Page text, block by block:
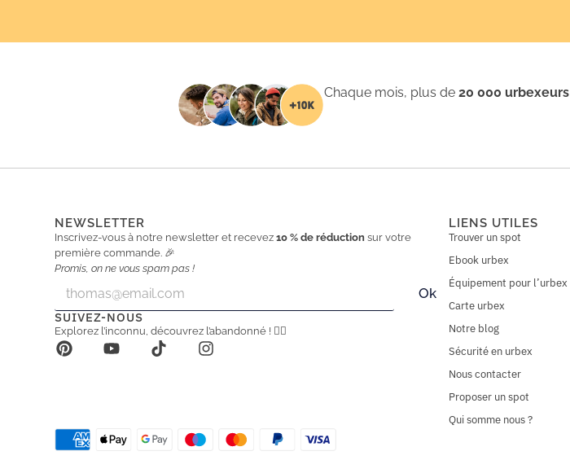
Chaque mois, plus de20 000 urbexeurs
NEWSLETTER
Inscrivez-vous à notre newsletter et recevez10 % de réduction sur votre
première commande. 🎉
Promis, on ne vous spam pas !
a
i
l
a
i
l
*
Ok
SUIVEZ-NOUS
Explorez l’inconnu, découvrez l’abandonné ! 🕵️‍♂️
LIENS UTILES
Trouver un spot
Ebook urbex
Équipement pour l’urbex
Carte urbex
Notre blog
Sécurité en urbex
Nous contacter
Proposer un spot
Qui somme nous ?